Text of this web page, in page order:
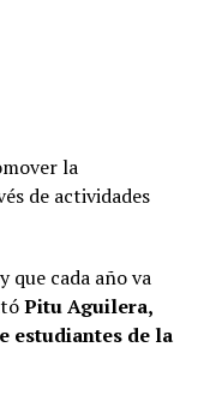
la
de actividades
que cada año va
Pitu Aguilera,
estudiantes de la